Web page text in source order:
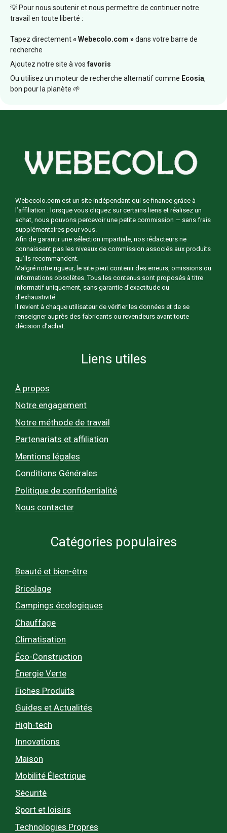
💡 Pour nous soutenir et nous permettre de continuer notre
travail en toute liberté :
Tapez directement« Webecolo.com »dans votre barre de
recherche
Ajoutez notre site à vosfavoris
Ou utilisez un moteur de recherche alternatif comme Ecosia,
bon pour la planète 🌱
Webecolo.com est un site indépendant qui se finance grâce à
l’affiliation : lorsque vous cliquez sur certains liens et réalisez un
achat, nous pouvons percevoir une petite commission — sans frais
supplémentaires pour vous.
Afin de garantir une sélection impartiale, nos rédacteurs ne
connaissent pas les niveaux de commission associés aux produits
qu’ils recommandent.
Malgré notre rigueur, le site peut contenir des erreurs, omissions ou
informations obsolètes. Tous les contenus sont proposés à titre
informatif uniquement, sans garantie d'exactitude ou
d'exhaustivité.
Il revient à chaque utilisateur de vérifier les données et de se
renseigner auprès des fabricants ou revendeurs avant toute
décision d’achat.
Liens utiles
À propos
Notre engagement
Notre méthode de travail
Partenariats et affiliation
Mentions légales
Conditions Générales
Politique de confidentialité
Nous contacter
Catégories populaires
Beauté et bien-être
Bricolage
Campings écologiques
Chauffage
Climatisation
Éco-Construction
Énergie Verte
Fiches Produits
Guides et Actualités
High-tech
Innovations
Maison
Mobilité Électrique
Sécurité
Sport et loisirs
Technologies Propres